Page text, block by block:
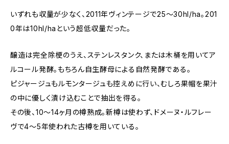
いずれも収量が少なく、2011年ヴィンテージで25〜30hl/ha。201
0年は10hl/haという超低収量だった。
醸造は完全除梗のうえ、ステンレスタンク、または木桶を用いてア
ルコール発酵。もちろん自生酵母による自然発酵である。
ピジャージュもルモンタージュも控えめに行い、むしろ果帽を果汁
の中に優しく漬け込むことで抽出を得る。
その後、10〜14ヶ月の樽熟成。新樽は使わず、ドメーヌ・ルフレー
ヴで4〜5年使われた古樽を用いている。